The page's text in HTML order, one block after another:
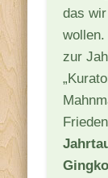
das
zur